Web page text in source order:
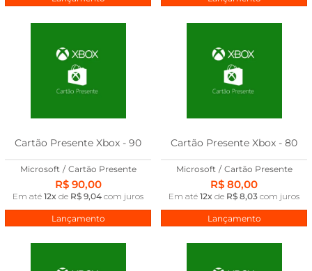
Cartão Presente Xbox - 90
Microsoft / Cartão Presente
R$ 90,00
Em até 12x de R$ 9,04 com juros
Lançamento
Cartão Presente Xbox - 80
Microsoft / Cartão Presente
R$ 80,00
Em até 12x de R$ 8,03 com juros
Lançamento